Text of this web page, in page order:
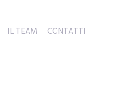
IL TEAM CONTATTI